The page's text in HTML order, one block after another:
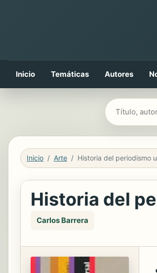
Inicio Temáticas Autores
Buscar libros
Inicio Arte Historia del periodismo
Historia del
Carlos Barrera